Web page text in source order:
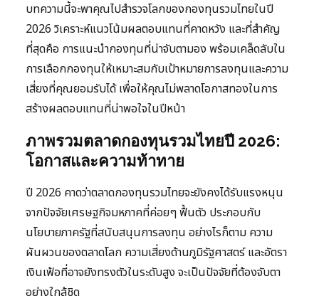
บทความนี้จะพาคุณไปสำรวจโลกของกองทุนรวมไทยในปี
2026 วิเคราะห์แนวโน้มผลตอบแทนที่คาดหวัง และที่สำคัญ
ที่สุดคือ การแนะนำกองทุนที่น่าจับตามอง พร้อมเคล็ดลับใน
การเลือกกองทุนให้เหมาะสมกับเป้าหมายการลงทุนและความ
เสี่ยงที่คุณยอมรับได้ เพื่อให้คุณไม่พลาดโอกาสทองในการ
สร้างผลตอบแทนที่น่าพอใจในปีหน้า
ภาพรวมตลาดกองทุนรวมไทยปี 2026:
โอกาสและความท้าทาย
ปี 2026 คาดว่าตลาดกองทุนรวมไทยจะยังคงได้รับแรงหนุน
จากปัจจัยเศรษฐกิจมหภาคที่ค่อยๆ ฟื้นตัว ประกอบกับ
นโยบายภาครัฐที่สนับสนุนการลงทุน อย่างไรก็ตาม ความ
ผันผวนของตลาดโลก ความเสี่ยงด้านภูมิรัฐศาสตร์ และอัตรา
เงินเฟ้อที่อาจยังทรงตัวในระดับสูง จะเป็นปัจจัยที่ต้องจับตา